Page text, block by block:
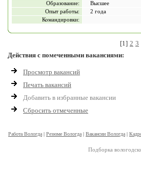
Образование:
Высшее
Опыт работы:
2 года
Командировки:
[1] 2 3
Действия с помеченными вакансиями:
Просмотр вакансий
Печать вакансий
Добавить в избранные вакансии
Сбросить отмеченные
Работа Вологда | Резюме Вологда | Вакансии Вологда |
Подборка